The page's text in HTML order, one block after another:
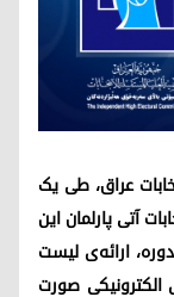
عراق، طی یک
آتی پارلمان این
ارائه‌ی لیست
صورت